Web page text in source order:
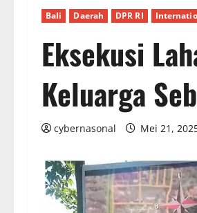
Bali Daerah DPR RI
Eksekusi
Keluarga
cybernasonal Mei 21,